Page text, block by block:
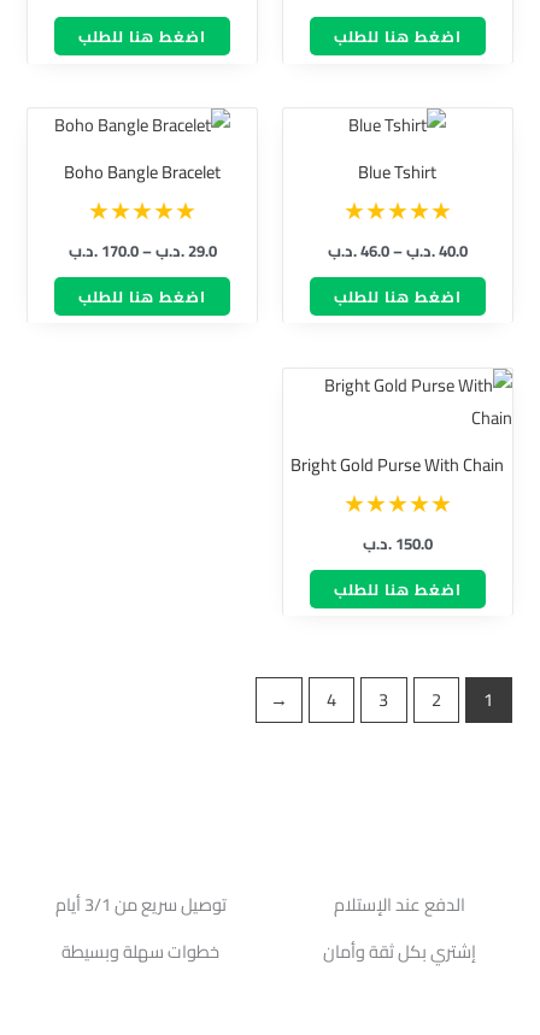
اضغط هنا للطلب
اضغط هنا للطلب
Blue Tshirt
40.0.د.ب–
46.0.د.ب
اضغط هنا للطلب
هناك
من
الأشكال
المختلفة
لهذا
المنتج.
اختيار
صفحة
المنتج
Boho Bangle Bracelet
29.0.د.ب–
170.0.د.ب
نطاق
السعر:
اضغط هنا للطلب
هناك
من
الأشكال
المختلفة
لهذا
المنتج.
Bright Gold Purse With Chain
150.0.د.ب
اضغط هنا للطلب
1
2
3
4
←
الدفع عند الإستلام
إشتري بكل ثقة وأمان
توصيل سريع من 3/1 أيام
خطوات سهلة وبسيطة